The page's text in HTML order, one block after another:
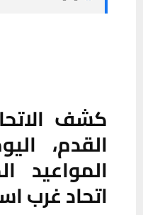
كشف
القدم،
المواعيد
اتحاد غرب